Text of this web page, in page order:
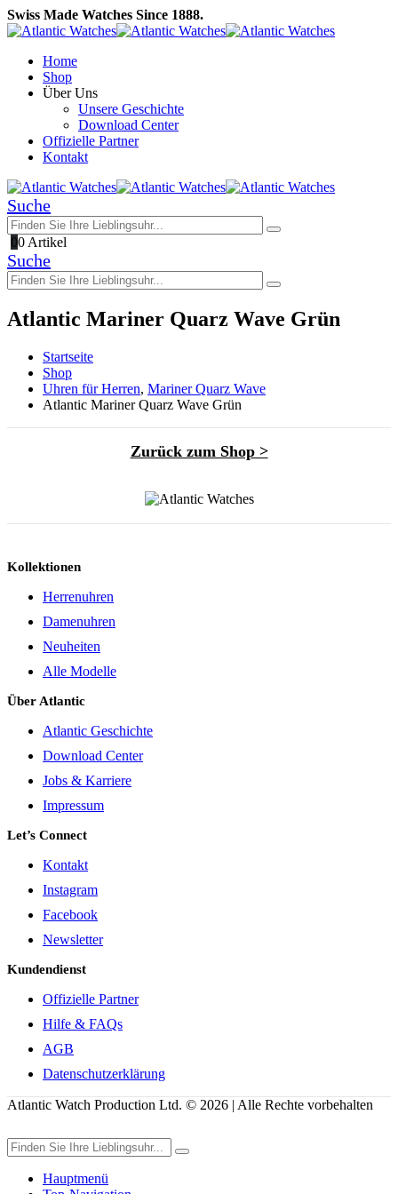
Swiss Made Watches Since 1888.
Home
Shop
Über Uns
Unsere Geschichte
Download Center
Offizielle Partner
Kontakt
Suche
00 Artikel
Suche
Atlantic Mariner Quarz Wave Grün
Startseite
Shop
Uhren für Herren, Mariner Quarz Wave
Atlantic Mariner Quarz Wave Grün
Zurück zum Shop >
Kollektionen
Herrenuhren
Damenuhren
Neuheiten
Alle Modelle
Über Atlantic
Atlantic Geschichte
Download Center
Jobs & Karriere
Impressum
Let’s Connect
Kontakt
Instagram
Facebook
Newsletter
Kundendienst
Offizielle Partner
Hilfe & FAQs
AGB
Datenschutzerklärung
Atlantic Watch Production Ltd. © 2026 | Alle Rechte vorbehalten
Hauptmenü